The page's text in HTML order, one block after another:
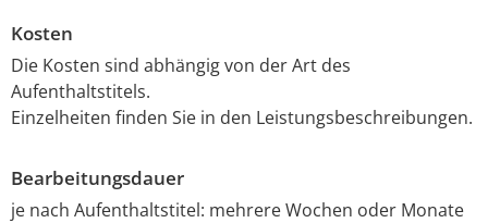
Kosten
Die Kosten sind abhängig von der Art des
Aufenthaltstitels.
Einzelheiten finden Sie in den Leistungsbeschreibungen.
Bearbeitungsdauer
je nach Aufenthaltstitel: mehrere Wochen oder Monate